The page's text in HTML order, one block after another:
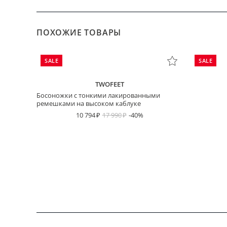
ПОХОЖИЕ ТОВАРЫ
SALE
TWOFEET
Босоножки с тонкими лакированными
ремешками на высоком каблуке
10 794
17 990 -40%
SALE